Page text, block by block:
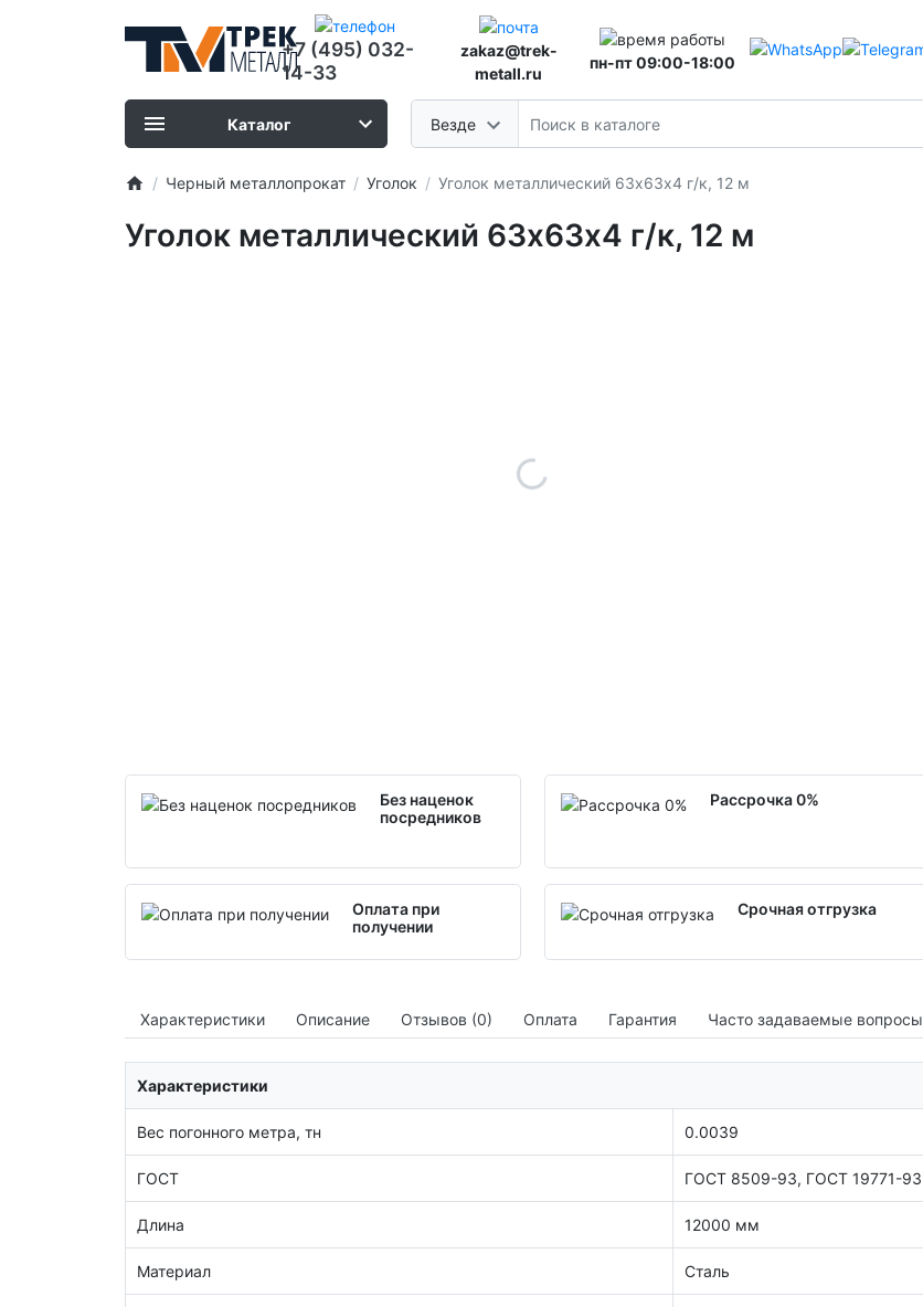
+7 (495) 032-
14-33
zakaz@trek-
metall.ru
пн-пт 09:00-18:00
Везде
Каталог
Черный металлопрокат Уголок Уголок металлический 63х63х4 г/к, 12 м
Уголок металлический 63х63х4 г/к, 12 м
Без наценок
посредников
Рассрочка 0%
Оплата при
получении
Срочная отгрузка
Характеристики Описание Отзывов (0) Оплата Гарантия Часто задаваемые вопросы
Характеристики
Вес погонного метра, тн 0.0039
ГОСТ ГОСТ 8509-93, ГОСТ 19771-93
Длина 12000 мм
Материал Сталь